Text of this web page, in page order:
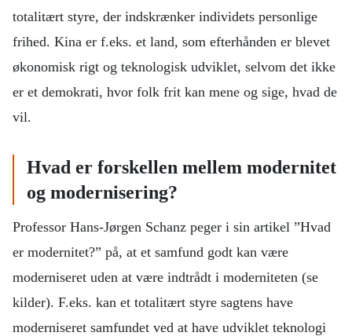
totalitært styre, der indskrænker individets personlige
frihed. Kina er f.eks. et land, som efterhånden er blevet
økonomisk rigt og teknologisk udviklet, selvom det ikke
er et demokrati, hvor folk frit kan mene og sige, hvad de
vil.
Hvad er forskellen mellem modernitet
og modernisering?
Professor Hans-Jørgen Schanz peger i sin artikel ”Hvad
er modernitet?” på, at et samfund godt kan være
moderniseret uden at være indtrådt i moderniteten (se
kilder). F.eks. kan et totalitært styre sagtens have
moderniseret samfundet ved at have udviklet teknologi